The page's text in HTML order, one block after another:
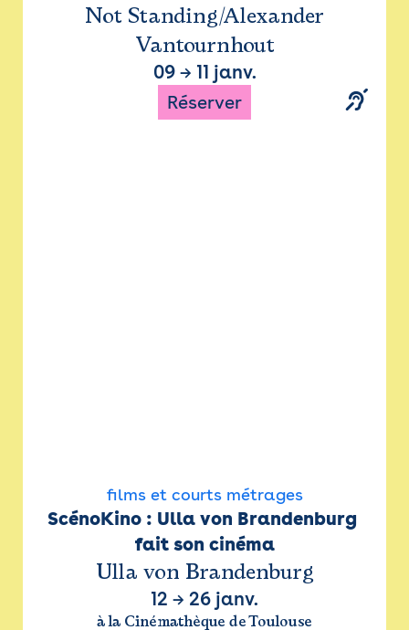
Not Standing/Alexander
Vantournhout
09→ 11 janv.
Réserver
films et courts métrages
ScénoKino : Ulla von Brandenburg
fait son cinéma
Ulla von Brandenburg
12 → 26 janv.
à la Cinémathèque de Toulouse